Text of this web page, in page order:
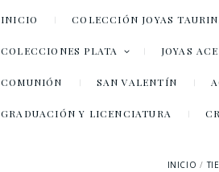
INICIO COLECCIÓN JOYAS
COLECCIONES PLATA JOYAS
COMUNIÓN SAN VALENTÍN
GRADUACIÓN Y LICENCIATURA
INICIO